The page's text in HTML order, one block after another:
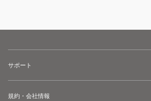
サポート
規約・会社情報